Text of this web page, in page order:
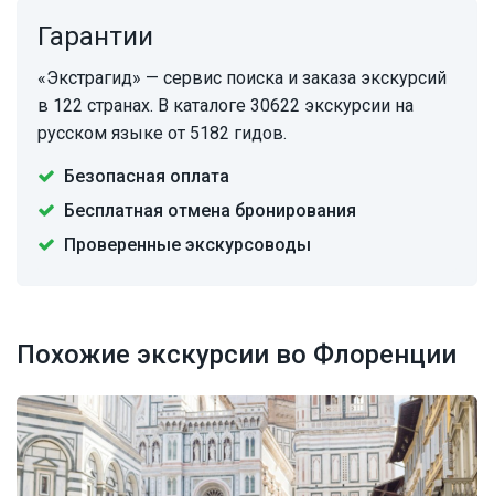
Гарантии
«Экстрагид» — сервис поиска и заказа экскурсий
в 122 странах. В каталоге 30622 экскурсии на
русском языке от 5182 гидов.
Безопасная оплата
Бесплатная отмена бронирования
Проверенные экскурсоводы
Похожие экскурсии во Флоренции